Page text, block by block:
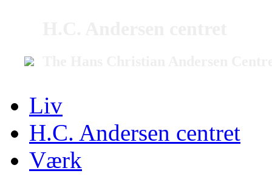
Liv
H.C. Andersen centret
Værk